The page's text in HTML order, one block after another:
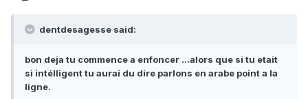
dentdesagesse said:
bon deja tu commence a enfoncer ...alors que si tu etait
si intélligent tu aurai du dire parlons en arabe point a la
ligne.